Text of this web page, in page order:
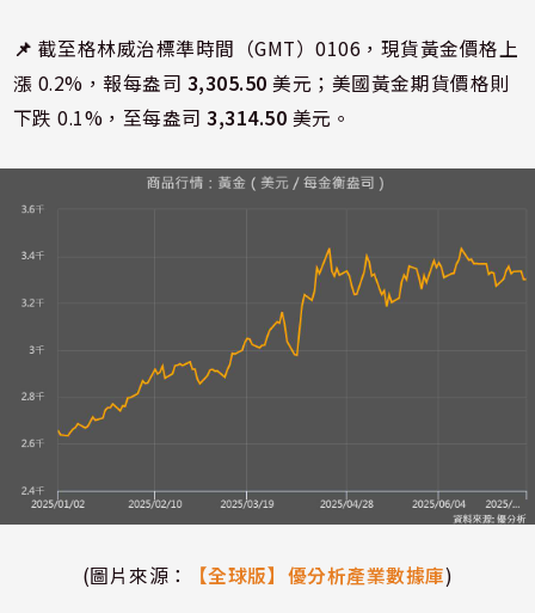
📌 截至格林威治標準時間（GMT）0106，現貨黃金價格上
漲 0.2%，報每盎司 3,305.50 美元；美國黃金期貨價格則
下跌 0.1%，至每盎司3,314.50 美元。
(圖片來源： 【全球版】優分析產業數據庫)